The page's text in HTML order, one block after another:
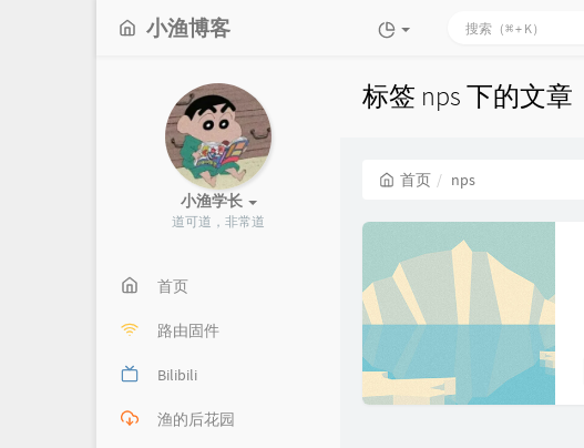
小渔博客
小渔学长
道可道，非常道
首页
路由固件
Bilibili
渔的后花园
标签 nps 下的文章
首页 nps